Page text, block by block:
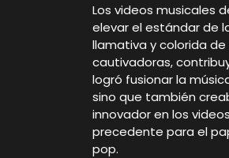
Los videos musicales
elevar el estándar de
llamativa y colorida
cautivadoras,
logró fusionar la
sino que también
innovador en los
precedente para el
pop.